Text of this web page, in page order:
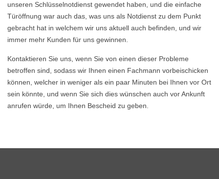
unseren Schlüsselnotdienst gewendet haben, und die einfache
Türöffnung war auch das, was uns als Notdienst zu dem Punkt
gebracht hat in welchem wir uns aktuell auch befinden, und wir
immer mehr Kunden für uns gewinnen.
Kontaktieren Sie uns, wenn Sie von einen dieser Probleme
betroffen sind, sodass wir Ihnen einen Fachmann vorbeischicken
können, welcher in weniger als ein paar Minuten bei Ihnen vor Ort
sein könnte, und wenn Sie sich dies wünschen auch vor Ankunft
anrufen würde, um Ihnen Bescheid zu geben.